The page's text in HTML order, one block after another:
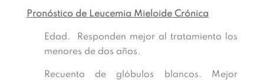
Pronóstico de Leucemia Mieloide Crónica
Edad. Responden mejor al tratamiento los
menores de dos años.
Recuento de glóbulos blancos. Mejor